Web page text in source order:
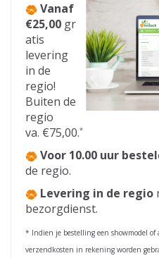
Vanaf
€25,00 gr
atis
levering
in de
regio!
Buiten de
regio
va. €75,00.*
Voor 10.00 uur
de regio.
Levering in de regio
bezorgdienst.
* Indien je bestelling een showmodel
verzendkosten in rekening worden